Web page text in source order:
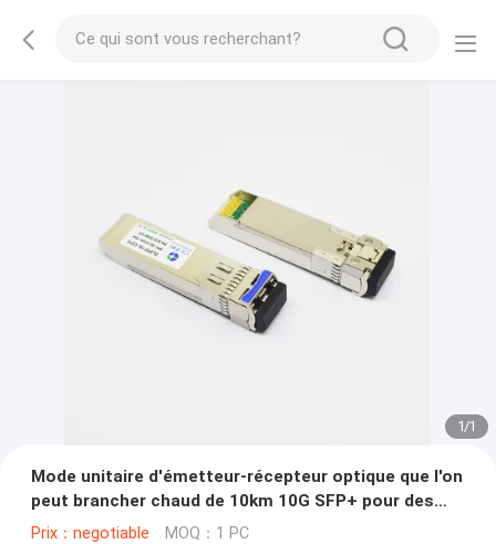
1/1
Mode unitaire d'émetteur-récepteur optique que l'on
peut brancher chaud de 10km 10G SFP+ pour des
réseaux de CSAD
Prix：negotiable MOQ：1 PC